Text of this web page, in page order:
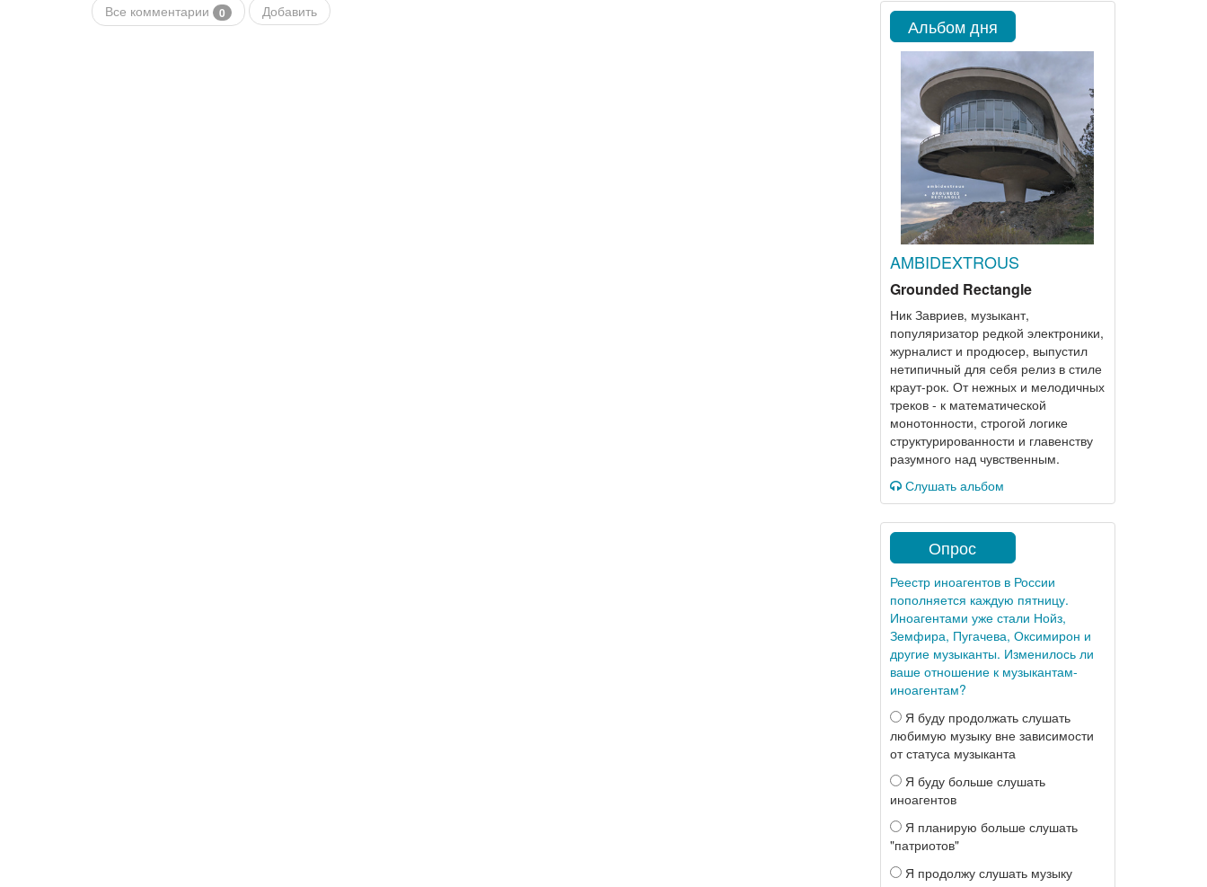
Все комментарии 0 Добавить
Альбом дня
AMBIDEXTROUS
Grounded Rectangle
Ник Завриев, музыкант,
популяризатор редкой электроники,
журналист и продюсер, выпустил
нетипичный для себя релиз в стиле
краут-рок. От нежных и мелодичных
треков - к математической
монотонности, строгой логике
структурированности и главенству
разумного над чувственным.
Слушать альбом
Опрос
Реестр иноагентов в России
пополняется каждую пятницу.
Иноагентами уже стали Нойз,
Земфира, Пугачева, Оксимирон и
другие музыканты. Изменилось ли
ваше отношение к музыкантам-
иноагентам?
Я буду продолжать слушать
любимую музыку вне зависимости
от статуса музыканта
Я буду больше слушать
иноагентов
Я планирую больше слушать
"патриотов"
Я продолжу слушать музыку